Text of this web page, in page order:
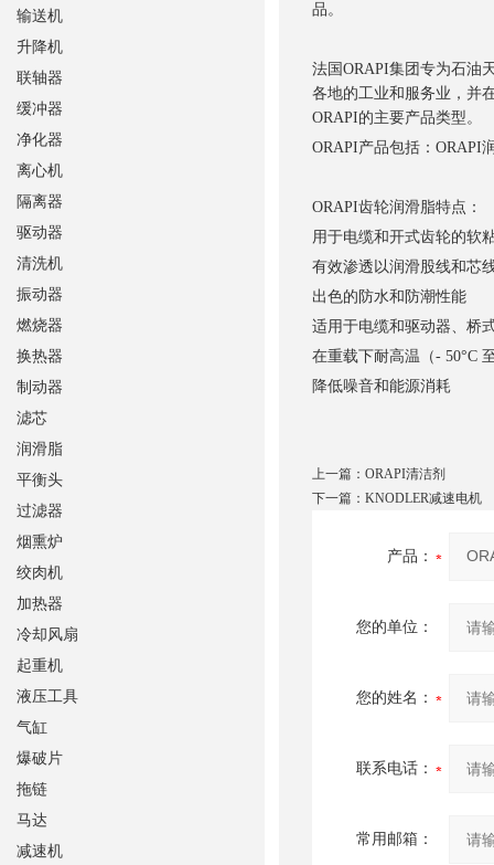
品。
法国ORAPI集团专为石油
各地的工业和服务业，并
ORAPI的主要产品类型。
ORAPI产品包括：ORAPI
ORAPI齿轮润滑脂特点：
用于电缆和开式齿轮的软
有效渗透以润滑股线和芯
出色的防水和防潮性能
适用于电缆和驱动器、桥
在重载下耐高温（- 50°C
降低噪音和能源消耗
上一篇： ORAPI清洁剂
下一篇： KNODLER减速电机
产品：
您的单位：
您的姓名：
联系电话：
常用邮箱：
输送机
升降机
联轴器
缓冲器
净化器
离心机
隔离器
驱动器
清洗机
振动器
燃烧器
换热器
制动器
滤芯
润滑脂
平衡头
过滤器
烟熏炉
绞肉机
加热器
冷却风扇
起重机
液压工具
气缸
爆破片
拖链
马达
减速机